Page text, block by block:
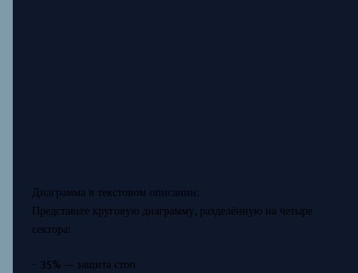
Диаграмма в текстовом описании:
Представьте круговую диаграмму, разделённую на четыре
сектора:
- 35% — защита стоп